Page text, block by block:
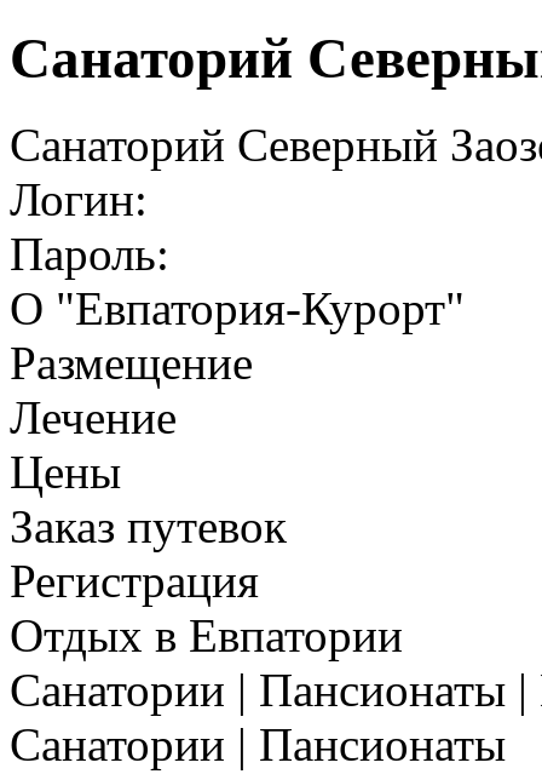
Санаторий
Санаторий Северный
Логин:
Пароль:
О "Евпатория-Курорт"
Размещение
Лечение
Цены
Заказ путевок
Регистрация
Отдых в Евпатории
Санатории | Пансионаты |
Санатории | Пансионаты